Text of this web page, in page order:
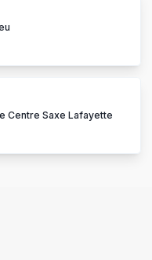
Centre Saxe Lafayette